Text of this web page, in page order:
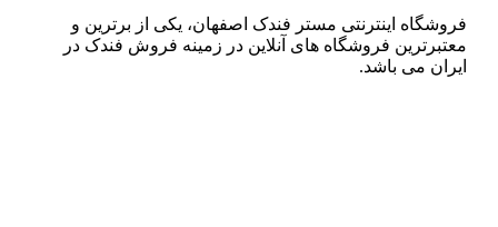
فروشگاه اینترنتی مستر فندک اصفهان، یکی از برترین و
معتبرترین فروشگاه های آنلاین در زمینه فروش فندک در
ایران می باشد.